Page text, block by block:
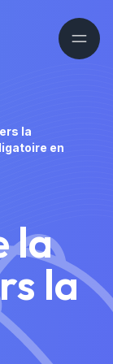
la
en
la
la